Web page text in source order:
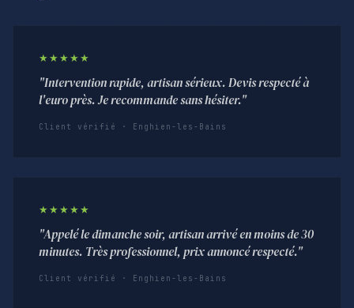
★★★★★
"Intervention rapide, artisan sérieux. Devis respecté à
l'euro près. Je recommande sans hésiter."
Client vérifié · Enghien-les-Bains
★★★★★
"Appelé le dimanche soir, artisan arrivé en moins de 30
minutes. Très professionnel, prix annoncé respecté."
Client vérifié · Enghien-les-Bains